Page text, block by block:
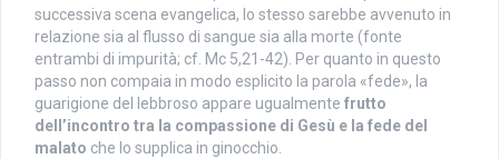
successiva scena evangelica, lo stesso sarebbe avvenuto in
relazione sia al flusso di sangue sia alla morte (fonte
entrambi di impurità; cf. Mc 5,21-42). Per quanto in questo
passo non compaia in modo esplicito la parola «fede», la
guarigione del lebbroso appare ugualmente frutto
dell’incontro tra la compassione di Gesù e la fede del
malato che lo supplica in ginocchio.